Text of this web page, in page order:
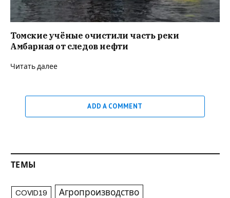
Томские учёные очистили часть реки
Амбарная от следов нефти
Читать далее
ADD A COMMENT
ТЕМЫ
COVID19 Агропроизводство